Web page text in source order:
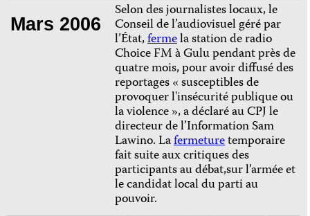
Mars 2006
Selon des journalistes locaux, le
Conseil de l’audiovisuel géré par
l’État,fermela station de radio
Choice FM à Gulu pendant près de
quatre mois, pour avoir diffusé des
reportages « susceptibles de
provoquer l'insécurité publique ou
la violence », a déclaré au CPJ le
directeur de l’Information Sam
Lawino. Lafermeturetemporaire
fait suite aux critiques des
participants au débat,sur l’armée et
le candidat local du parti au
pouvoir.